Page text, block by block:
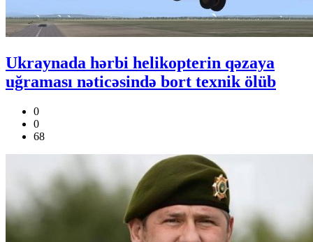
Ukraynada hərbi helikopterin qəzaya
uğraması nəticəsində bort texnik ölüb
0
0
68